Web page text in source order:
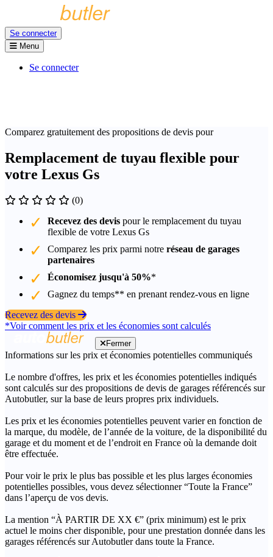
Se connecter
Menu
Se connecter
Comparez gratuitement des propositions de devis pour
Remplacement de tuyau flexible pour
votre Lexus Gs
(0)
Recevez des devis pour le remplacement du tuyau
flexible de votre Lexus Gs
Comparez les prix parmi notre réseau de garages
partenaires
Économisez jusqu'à 50%*
Gagnez du temps** en prenant rendez-vous en ligne
Recevez des devis
*Voir comment les prix et les économies sont calculés
Fermer
Informations sur les prix et économies potentielles communiqués
Le nombre d'offres, les prix et les économies potentielles indiqués
sont calculés sur des propositions de devis de garages référencés sur
Autobutler, sur la base de leurs propres prix individuels.
Les prix et les économies potentielles peuvent varier en fonction de
la marque, du modèle, de l’année de la voiture, de la disponibilité du
garage et du moment et de l’endroit en France où la demande doit
être effectuée.
Pour voir le prix le plus bas possible et les plus larges économies
potentielles possibles, vous devez sélectionner “Toute la France”
dans l’aperçu de vos devis.
La mention “À PARTIR DE XX €” (prix minimum) est le prix
actuel le moins cher disponible, pour une prestation donnée dans les
garages référencés sur Autobutler dans toute la France.